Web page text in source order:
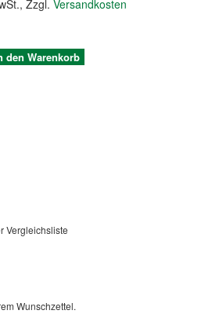
, Zzgl. Versandkosten
den Warenkorb
Vergleichsliste
Wunschzettel.